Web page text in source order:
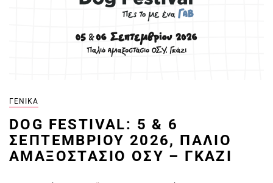
ΓΕΝΙΚΆ
DOG FESTIVAL: 5 & 6
ΣΕΠΤΕΜΒΡΊΟΥ 2026, ΠΑΛΙΌ
ΑΜΑΞΟΣΤΆΣΙΟ ΟΣΥ – ΓΚΆΖΙ